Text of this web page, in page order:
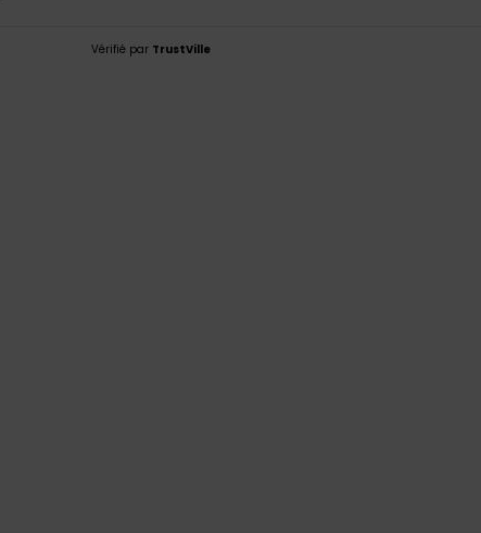
Vérifié par TrustVille